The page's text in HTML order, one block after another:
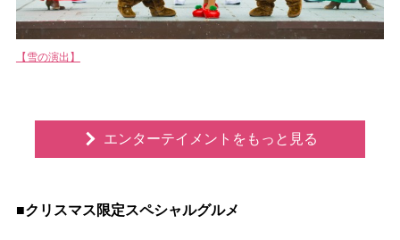
【雪の演出】
エンターテイメントをもっと見る
■クリスマス限定スペシャルグルメ